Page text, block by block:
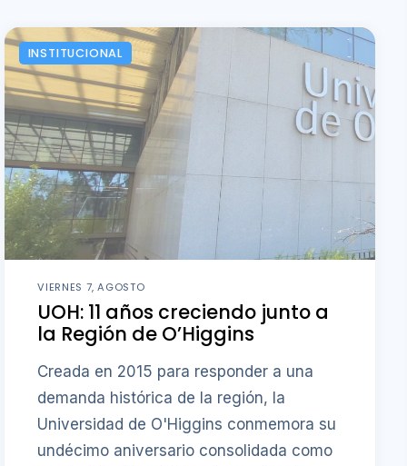
INSTITUCIONAL
VIERNES 7, AGOSTO
UOH: 11 años creciendo junto a
la Región de O’Higgins
Creada en 2015 para responder a una
demanda histórica de la región, la
Universidad de O'Higgins conmemora su
undécimo aniversario consolidada como